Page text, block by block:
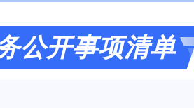
公开事项清单